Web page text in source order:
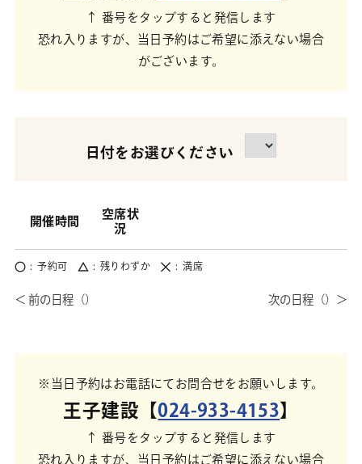
↑ 番号をタップすると発信します
恐れ入りますが、当日予約はご希望に添えない場合
がございます。
日付をお選びください
開催時間
空席状
況
予約可 残りわずか 満席
※当日予約はお電話にてお問合せをお願いします。
王子建設【024-933-4153】
↑ 番号をタップすると発信します
恐れ入りますが、当日予約はご希望に添えない場合